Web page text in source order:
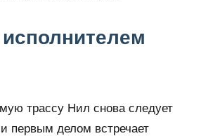
трассу Нил снова следует
первым делом встречает